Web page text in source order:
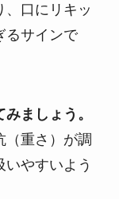
、口にリキッ
るサインで
ましょう。
（重さ）が調
やすいよう